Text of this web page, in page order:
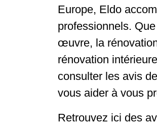
Europe, Eldo
professionnels.
œuvre, la
rénovation
consulter les avis
vous aider à vous
Retrouvez ici des